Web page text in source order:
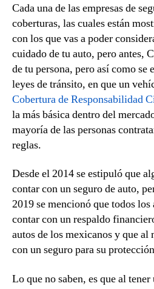
Cada una de las empresas de
coberturas, las cuales están
con los que vas a poder
cuidado de tu auto, pero antes,
de tu persona, pero así como se
leyes de tránsito, en que un
Cobertura de Responsabilidad
la más básica dentro del
mayoría de las personas
reglas.
Desde el 2014 se estipuló que
contar con un seguro de auto,
2019 se mencionó que todos
contar con un respaldo
autos de los mexicanos y que
con un seguro para su
Lo que no saben, es que al